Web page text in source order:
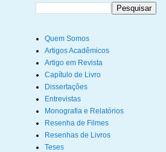
Quem Somos
Artigos Acadêmicos
Artigo em Revista
Capítulo de Livro
Dissertações
Entrevistas
Monografia e Relatórios
Resenha de Filmes
Resenhas de Livros
Teses